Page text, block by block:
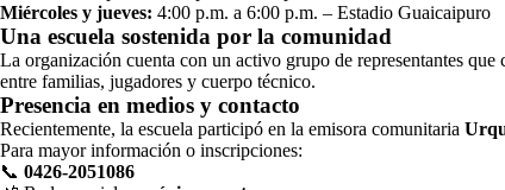
Miércoles y jueves: 4:00 p.m. a 6:00 p.m. – Estadio Guaicaipuro
Una escuela sostenida por la comunidad
La organización cuenta con un activo grupo de representantes
entre familias, jugadores y cuerpo técnico.
Presencia en medios y contacto
Recientemente, la escuela participó en la emisora comunitaria
Para mayor información o inscripciones:
📞 0426-2051086